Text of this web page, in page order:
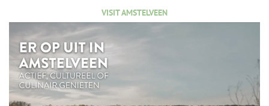
VISIT AMSTELVEEN